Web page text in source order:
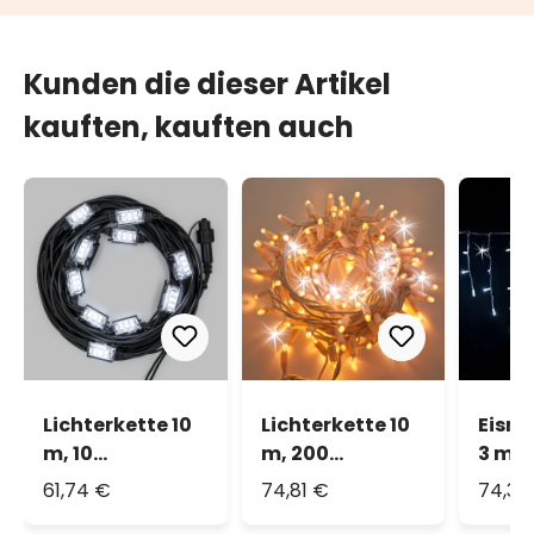
Kunden die dieser Artikel
kauften, kauften auch
Lichterkette 10
m, 10
StroboLEDs
61,74 €
Lichterkette 10
m, 200
warmweißes
74,81 €
3 m x